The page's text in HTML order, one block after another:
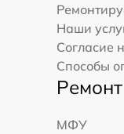
Наши
Согласие
Способы
МФУ